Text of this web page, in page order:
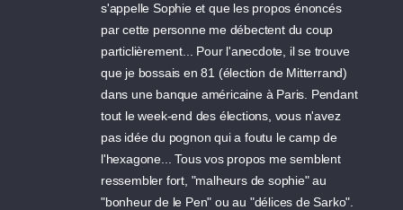
s'appelle Sophie et que les propos énoncés
par cette personne me débectent du coup
particlièrement... Pour l'anecdote, il se trouve
que je bossais en 81 (élection de Mitterrand)
dans une banque américaine à Paris. Pendant
tout le week-end des élections, vous n'avez
pas idée du pognon qui a foutu le camp de
l'hexagone... Tous vos propos me semblent
ressembler fort, "malheurs de sophie" au
"bonheur de le Pen" ou au "délices de Sarko".